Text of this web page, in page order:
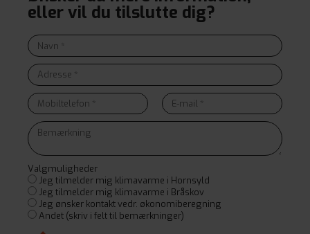
eller vil du tilslutte dig?
Valgmuligheder
Jeg tilmelder mig klimavarme i Hornsyld
Jeg tilmelder mig klimavarme i Bråskov
Jeg ønsker kontakt vedr. økonomiberegning
Andet (skriv i felt til bemærkninger)